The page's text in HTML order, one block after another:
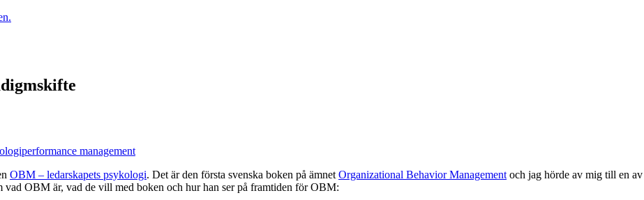
performance management
OBM – ledarskapets psykologi. Det är den första svenska boken på ämnet Organizational Behavior Management och jag hörde av mig till en av
vad OBM är, vad de vill med boken och hur han ser på framtiden för OBM: